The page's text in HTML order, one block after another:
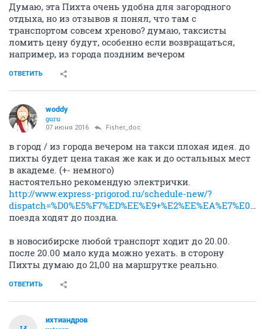
Думаю, эта Пихта очень удобна для загородного
отдыха, но из отзывов я понял, что там с
транспортом совсем хреново? думаю, таксисты
ломить цену будут, особенно если возвращаться,
например, из города поздним вечером
ОТВЕТИТЬ
woddy
guru
07 июня 2016 Fisher_doc
в город / из города вечером на такси плохая идея. до
пихты будет цена такая же как и до остальных мест
в академе. (+- немного)
настоятельно рекомендую электрички.
http://www.express-prigorod.ru/schedule-new/?
dispatch=%D0%E5%F7%ED%EE%E9+%E2%EE%EA%E7%E0%EB&arrival=%D1%E5%FF%F2%E5%EB%FC&date=07.06.2016
поезда ходят до поздна.
в новосибирске любой транспорт ходит до 20.00.
после 20.00 мало куда можно уехать. в сторону
Пихты думаю до 21,00 на маршрутке реально.
ОТВЕТИТЬ
ихтиандров